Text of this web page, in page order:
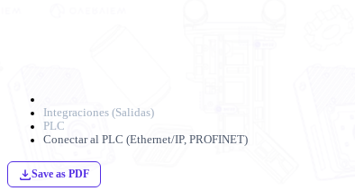
Integraciones (Salidas)
PLC
Conectar al PLC (Ethernet/IP, PROFINET)
Save as PDF